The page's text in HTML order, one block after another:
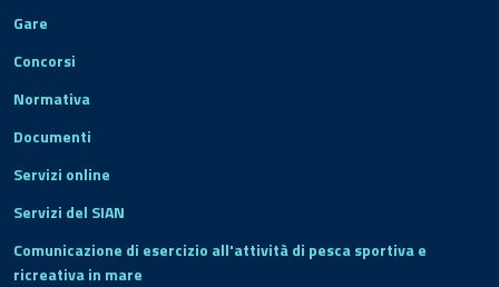
Gare
Concorsi
Normativa
Documenti
Servizi online
Servizi del SIAN
Comunicazione di esercizio all'attività di pesca sportiva e
ricreativa in mare